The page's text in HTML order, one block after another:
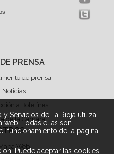
y Servicios de La Rioja utiliza
web. Todas ellas son
funcionamiento de la página.
Puede aceptar las cookies
PRENSA
de prensa
Noticias
a Boletínes
de la Cámara
Web